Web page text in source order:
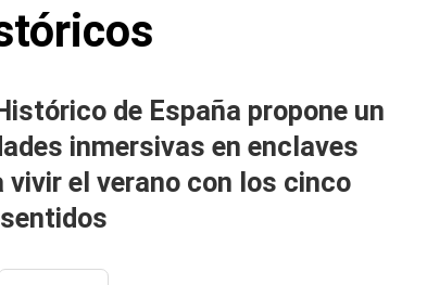
de España propone un
inmersivas en enclaves
el verano con los cinco
sentidos